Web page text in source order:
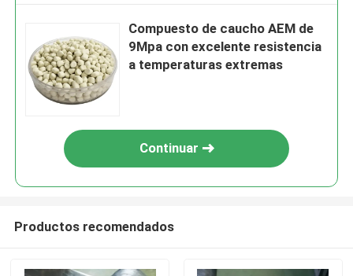
Compuesto de caucho AEM de
9Mpa con excelente resistencia
a temperaturas extremas
Continuar
Productos recomendados